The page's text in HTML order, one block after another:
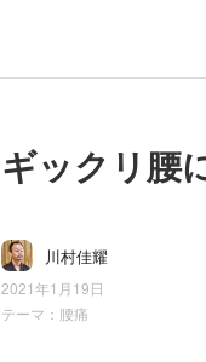
ギックリ腰
川村佳耀
2021年1月19日
テーマ： 腰痛